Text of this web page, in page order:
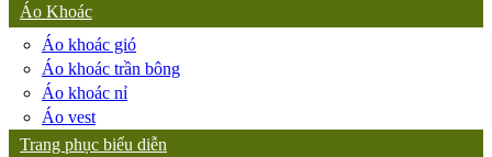
Áo Khoác
Áo khoác gió
Áo khoác trần bông
Áo khoác nỉ
Áo vest
Trang phục biểu diễn